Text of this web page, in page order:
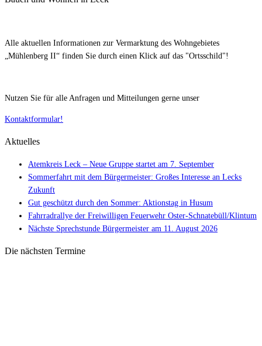
Alle aktuellen Informationen zur Vermarktung des Wohngebietes
„Mühlenberg II“ finden Sie durch einen Klick auf das "Ortsschild"!
Nutzen Sie für alle Anfragen und Mitteilungen gerne unser
Kontaktformular!
Aktuelles
Atemkreis Leck – Neue Gruppe startet am 7. September
Sommerfahrt mit dem Bürgermeister: Großes Interesse an Lecks
Zukunft
Gut geschützt durch den Sommer: Aktionstag in Husum
Fahrradrallye der Freiwilligen Feuerwehr Oster-Schnatebüll/Klintum
Nächste Sprechstunde Bürgermeister am 11. August 2026
Die nächsten Termine